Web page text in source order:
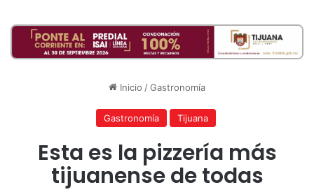
Inicio /Gastronomía
Gastronomía Tijuana
Esta es la pizzería más
tijuanense de todas